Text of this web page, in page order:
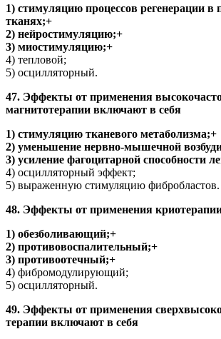
1) стимуляцию процессов регенерации
тканях;+
2) нейростимуляцию;+
3) миостимуляцию;+
4) тепловой;
5) осцилляторный.
47. Эффекты от применения
магнитотерапии включают в себя
1) стимуляцию тканевого метаболизма;+
2) уменьшение нервно-мышечной
3) усиление фагоцитарной способности
4) осцилляторный эффект;
5) выраженную стимуляцию фибробластов.
48. Эффекты от применения
1) обезболивающий;+
2) противовоспалительный;+
3) противоотечный;+
4) фибромодулирующий;
5) осцилляторный.
49. Эффекты от применения
терапии включают в себя